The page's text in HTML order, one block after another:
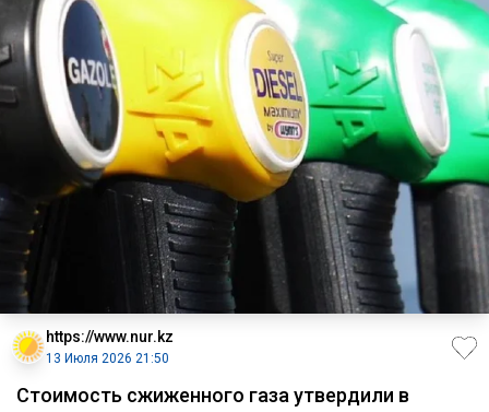
https://www.nur.kz
13 Июля 2026 21:50
Стоимость сжиженного газа утвердили в